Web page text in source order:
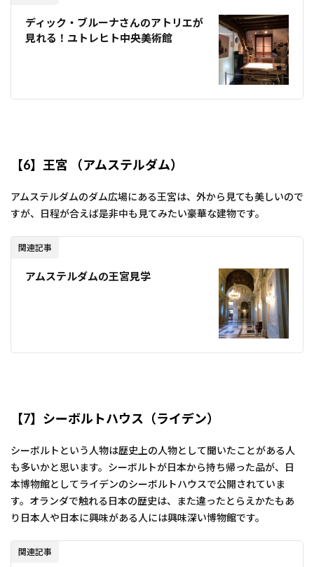
ディック・ブルーナさんのアトリエが
見れる！ユトレヒト中央美術館
【6】王宮 （アムステルダム）
アムステルダムのダム広場にある王宮は、外から見ても美しいので
すが、日程が合えば是非中も見てみたい豪華な建物です。
関連記事
アムステルダムの王宮見学
【7】シーボルトハウス（ライデン）
シーボルトという人物は歴史上の人物として聞いたことがある人
も多いかと思います。シーボルトが日本から持ち帰った品が、日
本博物館としてライデンのシーボルトハウスで公開されていま
す。オランダで触れる日本の歴史は、また違ったとらえかたもあ
り日本人や日本に興味がある人には興味深い博物館です。
関連記事